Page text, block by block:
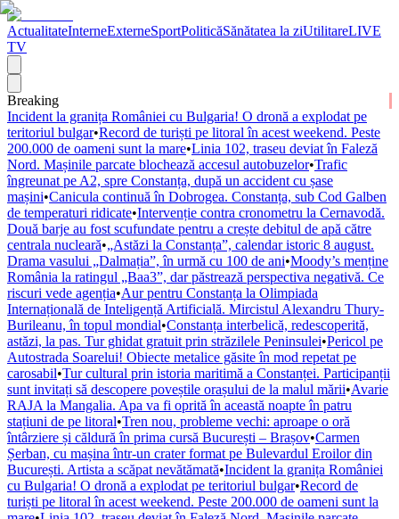
ActualitateInterneExterneSportPoliticăSănătatea la ziUtilitareLIVE
TV
Breaking
Incident la granița României cu Bulgaria! O dronă a explodat pe
teritoriul bulgar•Record de turiști pe litoral în acest weekend. Peste
200.000 de oameni sunt la mare•Linia 102, traseu deviat în Faleză
Nord. Mașinile parcate blochează accesul autobuzelor•Trafic
îngreunat pe A2, spre Constanța, după un accident cu șase
mașini•Canicula continuă în Dobrogea. Constanța, sub Cod Galben
de temperaturi ridicate•Intervenție contra cronometru la Cernavodă.
Două barje au fost scufundate pentru a crește debitul de apă către
centrala nucleară•„Astăzi la Constanța”, calendar istoric 8 august.
Drama vasului „Dalmația”, în urmă cu 100 de ani•Moody’s menține
România la ratingul „Baa3”, dar păstrează perspectiva negativă. Ce
riscuri vede agenția•Aur pentru Constanța la Olimpiada
Internațională de Inteligență Artificială. Mircistul Alexandru Thury-
Burileanu, în topul mondial•Constanța interbelică, redescoperită,
astăzi, la pas. Tur ghidat gratuit prin străzilele Peninsulei•Pericol pe
Autostrada Soarelui! Obiecte metalice găsite în mod repetat pe
carosabil•Tur cultural prin istoria maritimă a Constanței. Participanții
sunt invitați să descopere poveștile orașului de la malul mării•Avarie
RAJA la Mangalia. Apa va fi oprită în această noapte în patru
stațiuni de pe litoral•Tren nou, probleme vechi: aproape o oră
întârziere și căldură în prima cursă București – Brașov•Carmen
Șerban, cu mașina într-un crater format pe Bulevardul Eroilor din
București. Artista a scăpat nevătămată•Incident la granița României
cu Bulgaria! O dronă a explodat pe teritoriul bulgar•Record de
turiști pe litoral în acest weekend. Peste 200.000 de oameni sunt la